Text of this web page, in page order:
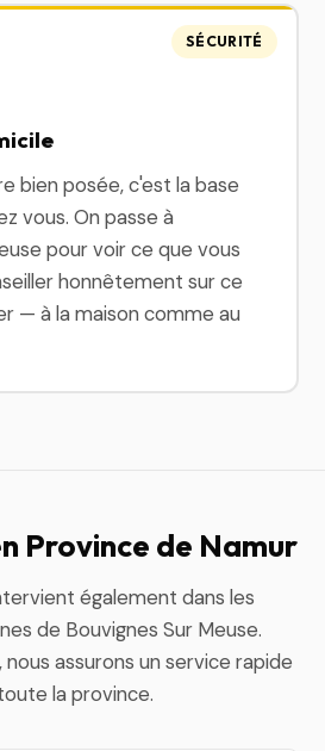
bien posée, c'est la base
vous. On passe à
pour voir ce que vous
honnêtement sur ce
— à la maison comme au
SÉCURITÉ
Province de Namur
également dans les
de Bouvignes Sur Meuse.
assurons un service rapide
la province.